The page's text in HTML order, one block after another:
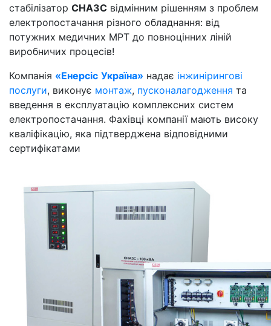
стабілізатор СНА3С відмінним рішенням з проблем
електропостачання різного обладнання: від
потужних медичних МРТ до повноцінних ліній
виробничих процесів!
Компанія «Енерсіс Україна» надає інжинірингові
послуги, виконує монтаж, пусконалагодження та
введення в експлуатацію комплексних систем
електропостачання. Фахівці компанії мають високу
кваліфікацію, яка підтверджена відповідними
сертифікатами